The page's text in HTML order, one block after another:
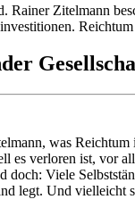
Rainer Zitelmann
was
es verloren ist, vor
doch: Viele
legt. Und vielleicht